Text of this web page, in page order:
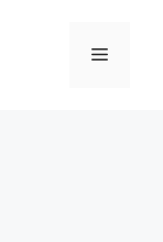
Menu